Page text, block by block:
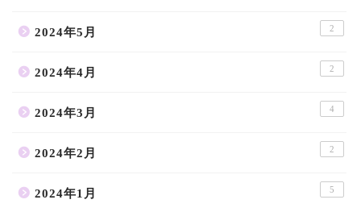
2024年5月 2
2024年4月 2
2024年3月 4
2024年2月 2
2024年1月 5